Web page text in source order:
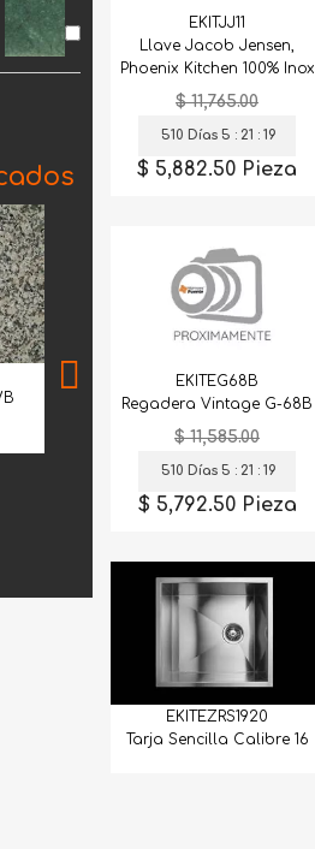
Mármol Travertino Fiorito
2100 30.5X30.5 Prom.
EKITJJ11
Llave Jacob Jensen,
Phoenix Kitchen 100% Inox
$ 11,765.00
510 Días 5 : 21 : 18
$ 5,882.50 Pieza
EKITEG68B
Regadera Vintage G-68B
$ 11,585.00
510 Días 5 : 21 : 18
$ 5,792.50 Pieza
EKITEZRS1920
Tarja Sencilla Calibre 16